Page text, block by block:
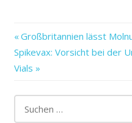
Gluten-
Unverträglichkeit
verspricht
ZED1227
Vorheriger
Beitrag:
Großbritannien lässt
Nächster
Beitrag:
Spikevax: Vorsicht bei der
Vials